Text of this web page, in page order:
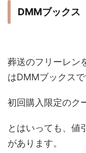
DMMブックス
葬送のフリーレン
はDMMブックスで
初回購入限定のク
とはいっても、値
があります。